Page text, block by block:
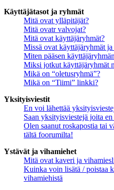
Käyttäjätasot ja ryhmät
Mitä ovat ylläpitäjät?
Mitä ovatr valvojat?
Mitä ovat käyttäjäryhmät?
Missä ovat käyttäjäryhmät
Miten pääsen
Miksi jotkut käyttäjäryhmät
Mikä on “oletusryhmä”?
Mikä on “Tiimi” linkki?
Yksityisviestit
En voi lähettää
Saan yksityisviestejä joita
Olen saanut roskapostia tai
tältä foorumilta!
Ystävät ja vihamiehet
Mitä ovat kaveri ja
Kuinka voin lisätä / poistaa
vihamiehistä